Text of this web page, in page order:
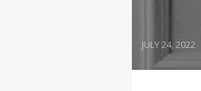
JULY 24, 2022